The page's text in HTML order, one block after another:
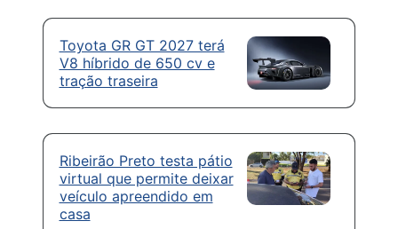
Toyota GR GT 2027 terá
V8 híbrido de 650 cv e
tração traseira
Ribeirão Preto testa pátio
virtual que permite deixar
veículo apreendido em
casa